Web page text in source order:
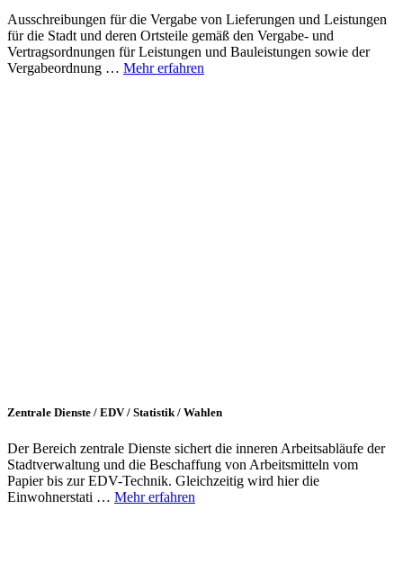
Ausschreibungen für die Vergabe von Lieferungen und Leistungen
für die Stadt und deren Ortsteile gemäß den Vergabe- und
Vertragsordnungen für Leistungen und Bauleistungen sowie der
Vergabeordnung … Mehr erfahren
Zentrale Dienste / EDV / Statistik / Wahlen
Der Bereich zentrale Dienste sichert die inneren Arbeitsabläufe der
Stadtverwaltung und die Beschaffung von Arbeitsmitteln vom
Papier bis zur EDV-Technik. Gleichzeitig wird hier die
Einwohnerstati … Mehr erfahren